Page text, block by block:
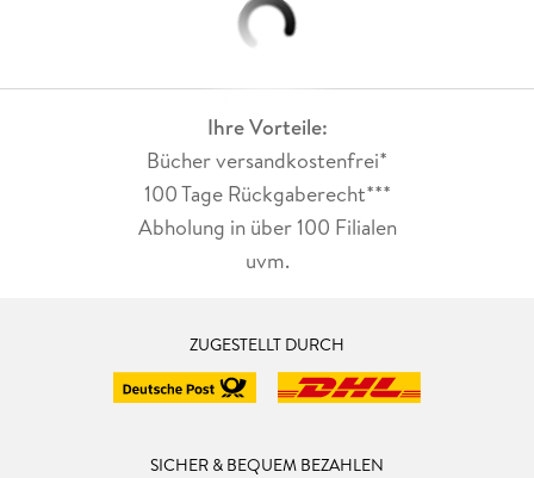
Ihre Vorteile:
Bücher versandkostenfrei*
100 Tage Rückgaberecht***
Abholung in über 100 Filialen
uvm.
ZUGESTELLT DURCH
SICHER & BEQUEM BEZAHLEN